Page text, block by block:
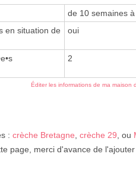
de 10 semaines
en situation de
oui
2
Éditer les informations de ma maison
: crèche Bretagne crèche 29 , ou
page, merci d'avance de